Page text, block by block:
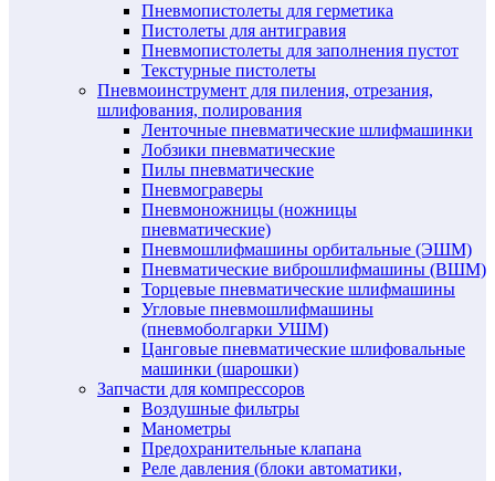
Пневмопистолеты для герметика
Пистолеты для антигравия
Пневмопистолеты для заполнения пустот
Текстурные пистолеты
Пневмоинструмент для пиления, отрезания,
шлифования, полирования
Ленточные пневматические шлифмашинки
Лобзики пневматические
Пилы пневматические
Пневмограверы
Пневмоножницы (ножницы
пневматические)
Пневмошлифмашины орбитальные (ЭШМ)
Пневматические виброшлифмашины (ВШМ)
Торцевые пневматические шлифмашины
Угловые пневмошлифмашины
(пневмоболгарки УШМ)
Цанговые пневматические шлифовальные
машинки (шарошки)
Запчасти для компрессоров
Воздушные фильтры
Манометры
Предохранительные клапана
Реле давления (блоки автоматики,